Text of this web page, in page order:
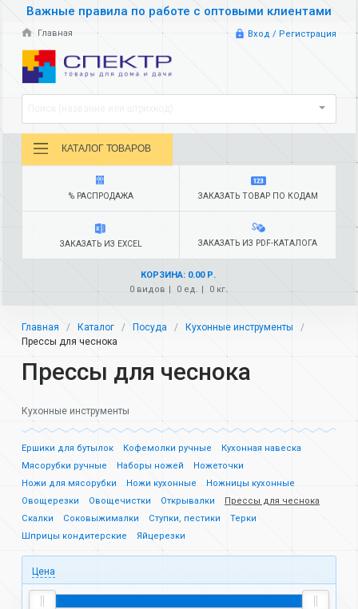
Важные правила по работе с оптовыми клиентами
Главная Вход / Регистрация
КАТАЛОГ ТОВАРОВ
% РАСПРОДАЖА ЗАКАЗАТЬ ТОВАР ПО КОДАМ
ЗАКАЗАТЬ ИЗ EXCEL ЗАКАЗАТЬ ИЗ PDF-КАТАЛОГА
КОРЗИНА: 0.00 Р.
0 видов
0 ед. 0 кг.
Главная Каталог Посуда
Кухонные инструменты
Прессы для чеснока
Прессы для чеснока
Кухонные инструменты
Ершики для бутылок Кофемолки ручные
Кухонная навеска
Мясорубки ручные
Наборы ножей
Ножеточки
Ножи для мясорубки
Ножи кухонные
Ножницы кухонные
Овощерезки
Овощечистки Открывалки
Прессы для чеснока
Скалки
Соковыжималки Ступки, пестики
Терки
Шприцы кондитерские
Яйцерезки
Цена